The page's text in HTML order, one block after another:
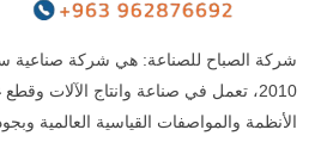
شركة الصباح للصناعة: هي شركة صناعية
2010، تعمل في صناعة وانتاج الآلات
الأنظمة والمواصفات القياسية العالمية